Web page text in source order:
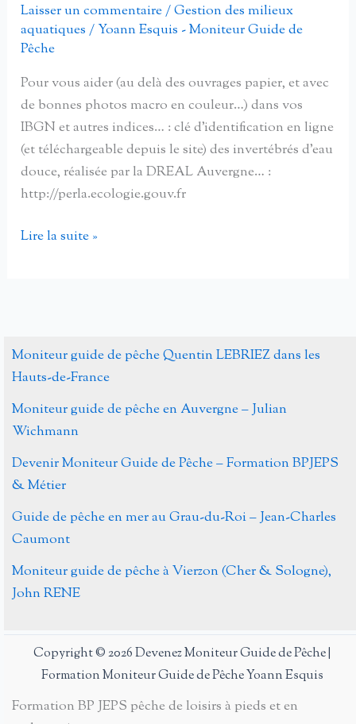
Laisser un commentaire/Gestion des milieux
aquatiques /Yoann Esquis - Moniteur Guide de
Pêche
Pour vous aider (au delà des ouvrages papier, et avec
de bonnes photos macro en couleur…) dans vos
IBGN et autres indices… : clé d’identification en ligne
(et téléchargeable depuis le site) des invertébrés d’eau
douce, réalisée par la DREAL Auvergne… :
http://perla.ecologie.gouv.fr
Clé
d’eau
douce
ligne…
Lire la suite »
Moniteur guide de pêche Quentin LEBRIEZ dans les
Hauts-de-France
Moniteur guide de pêche en Auvergne – Julian
Wichmann
Devenir Moniteur Guide de Pêche – Formation BPJEPS
& Métier
Guide de pêche en mer au Grau-du-Roi – Jean-Charles
Caumont
Moniteur guide de pêche à Vierzon (Cher & Sologne),
John RENE
Copyright © 2026 Devenez Moniteur Guide de Pêche |
Formation Moniteur Guide de Pêche Yoann Esquis
Formation BP JEPS pêche de loisirs à pieds et en